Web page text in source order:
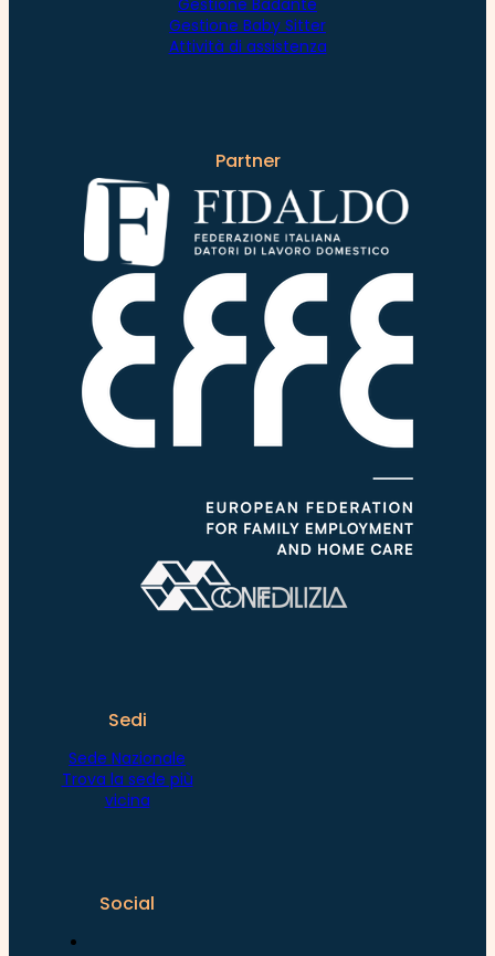
Gestione Baby Sitter
Attività di assistenza
Partner
Sedi
Sede Nazionale
Trova la sede più
vicina
Social